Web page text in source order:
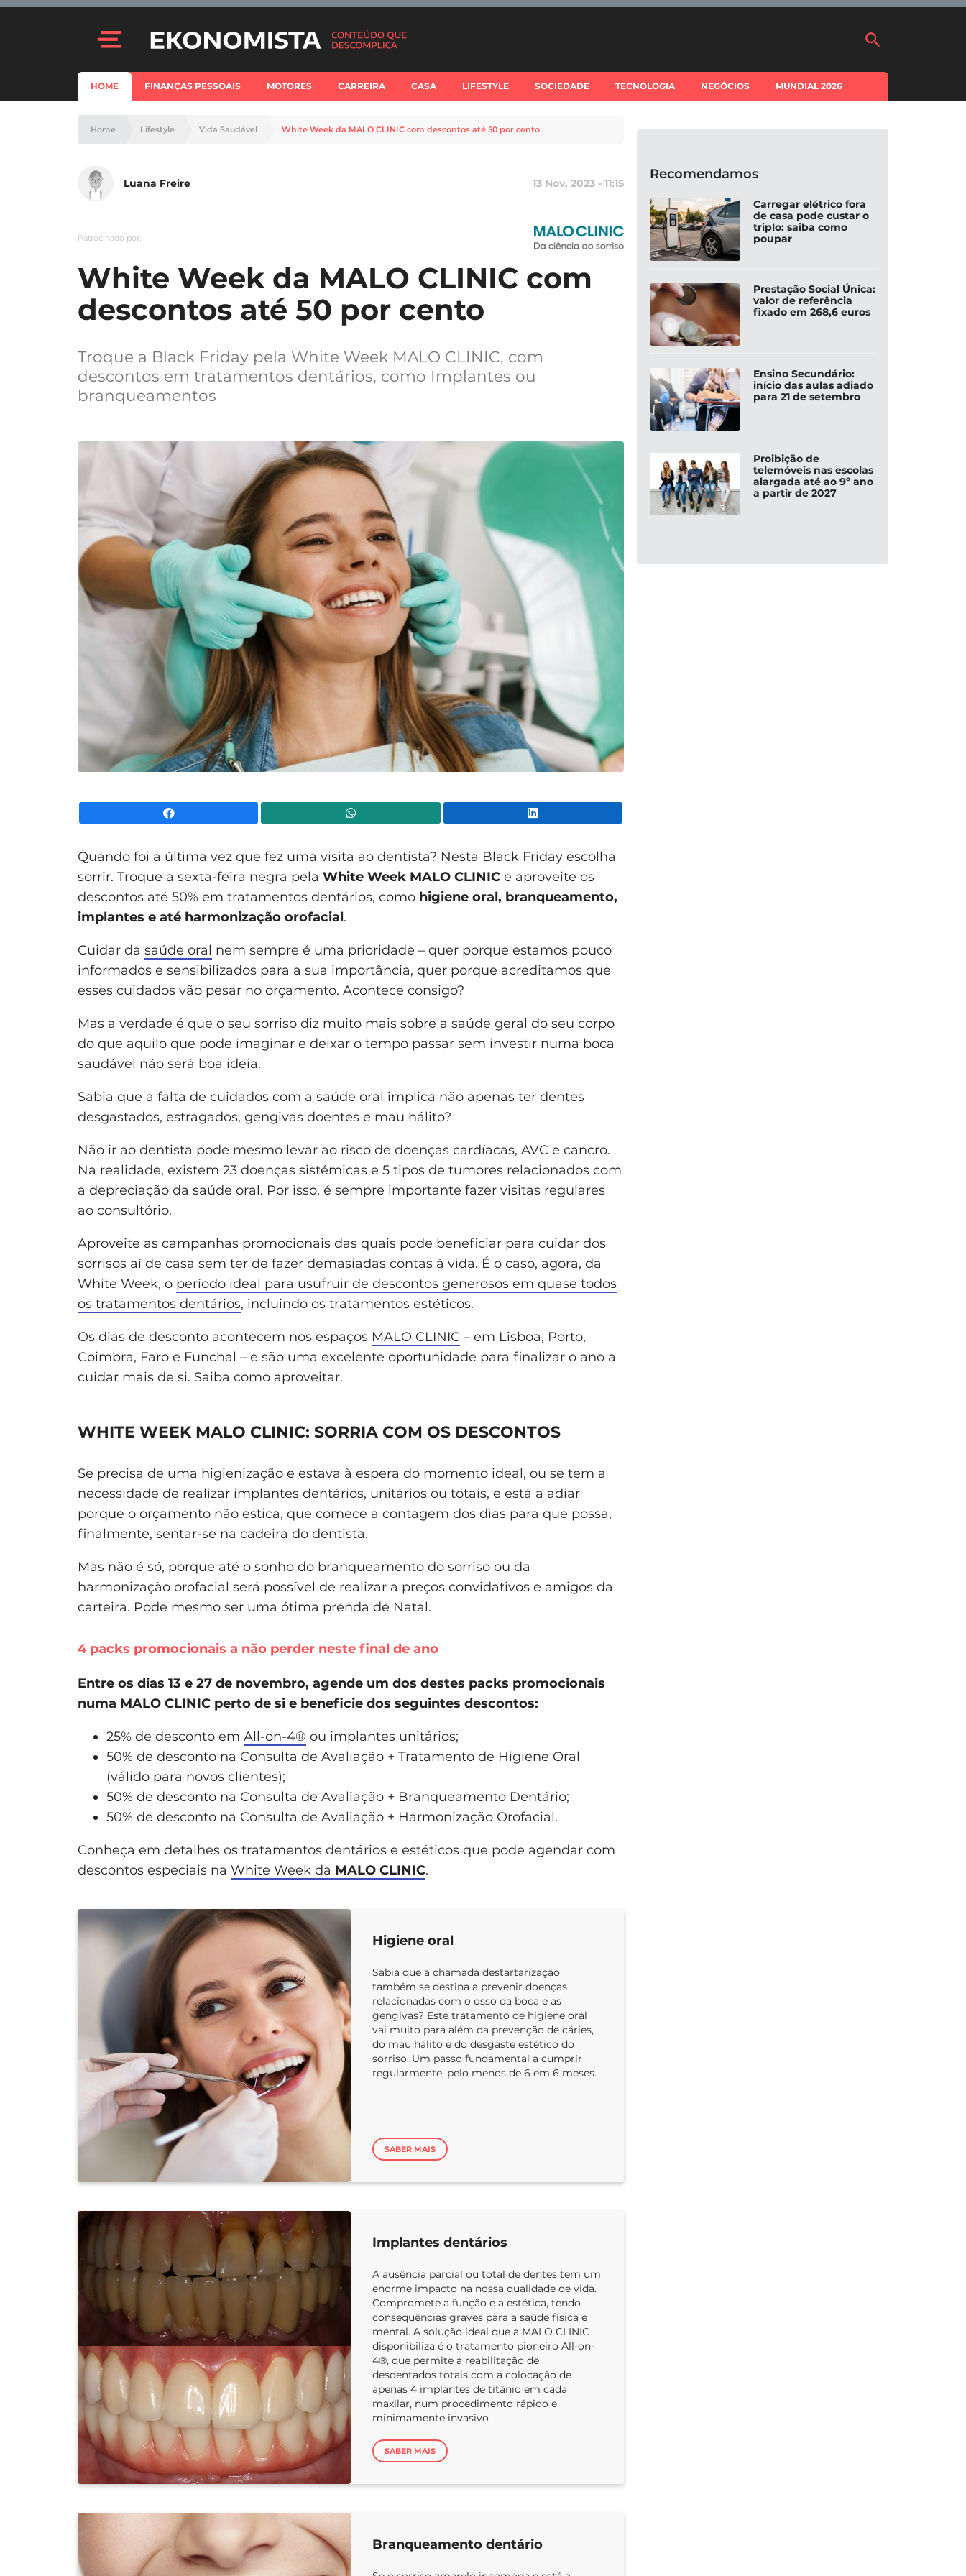
HOME FINANÇAS PESSOAIS MOTORES CARREIRA CASA LIFESTYLE SOCIEDADE TECNOLOGIA NEGÓCIOS MUNDIAL 2026
Home Lifestyle Vida Saudável White Week da MALO CLINIC com descontos até 50 por cento
Luana Freire 13 Nov, 2023 - 11:15
White Week da MALO CLINIC com
descontos até 50 por cento
Patrocinado por:
Troque a Black Friday pela White Week MALO CLINIC, com
descontos em tratamentos dentários, como Implantes ou
branqueamentos
Quando foi a última vez que fez uma visita ao dentista? Nesta Black Friday escolha
sorrir. Troque a sexta-feira negra pela White Week MALO CLINIC e aproveite os
descontos até 50% em tratamentos dentários, como higiene oral, branqueamento,
implantes e até harmonização orofacial.
Cuidar da saúde oral nem sempre é uma prioridade – quer porque estamos pouco
informados e sensibilizados para a sua importância, quer porque acreditamos que
esses cuidados vão pesar no orçamento. Acontece consigo?
Mas a verdade é que o seu sorriso diz muito mais sobre a saúde geral do seu corpo
do que aquilo que pode imaginar e deixar o tempo passar sem investir numa boca
saudável não será boa ideia.
Sabia que a falta de cuidados com a saúde oral implica não apenas ter dentes
desgastados, estragados, gengivas doentes e mau hálito?
Não ir ao dentista pode mesmo levar ao risco de doenças cardíacas, AVC e cancro.
Na realidade, existem 23 doenças sistémicas e 5 tipos de tumores relacionados com
a depreciação da saúde oral. Por isso, é sempre importante fazer visitas regulares
ao consultório.
Aproveite as campanhas promocionais das quais pode beneficiar para cuidar dos
sorrisos aí de casa sem ter de fazer demasiadas contas à vida. É o caso, agora, da
White Week, o período ideal para usufruir de descontos generosos em quase todos
os tratamentos dentários, incluindo os tratamentos estéticos.
Os dias de desconto acontecem nos espaços MALO CLINIC – em Lisboa, Porto,
Coimbra, Faro e Funchal – e são uma excelente oportunidade para finalizar o ano a
cuidar mais de si. Saiba como aproveitar.
WHITE WEEK MALO CLINIC: SORRIA COM OS DESCONTOS
Se precisa de uma higienização e estava à espera do momento ideal, ou se tem a
necessidade de realizar implantes dentários, unitários ou totais, e está a adiar
porque o orçamento não estica, que comece a contagem dos dias para que possa,
finalmente, sentar-se na cadeira do dentista.
Mas não é só, porque até o sonho do branqueamento do sorriso ou da
harmonização orofacial será possível de realizar a preços convidativos e amigos da
carteira. Pode mesmo ser uma ótima prenda de Natal.
4 packs promocionais a não perder neste final de ano
Entre os dias 13 e 27 de novembro, agende um dos destes packs promocionais
numa MALO CLINIC perto de si e beneficie dos seguintes descontos:
25% de desconto em All-on-4® ou implantes unitários;
50% de desconto na Consulta de Avaliação + Tratamento de Higiene Oral
(válido para novos clientes);
50% de desconto na Consulta de Avaliação + Branqueamento Dentário;
50% de desconto na Consulta de Avaliação + Harmonização Orofacial.
Conheça em detalhes os tratamentos dentários e estéticos que pode agendar com
descontos especiais na White Week da MALO CLINIC.
Higiene oral
Sabia que a chamada destartarização
também se destina a prevenir doenças
relacionadas com o osso da boca e as
gengivas? Este tratamento de higiene oral
vai muito para além da prevenção de cáries,
do mau hálito e do desgaste estético do
sorriso. Um passo fundamental a cumprir
regularmente, pelo menos de 6 em 6 meses.
SABER MAIS
Implantes dentários
A ausência parcial ou total de dentes tem um
enorme impacto na nossa qualidade de vida.
Compromete a função e a estética, tendo
consequências graves para a saúde física e
mental. A solução ideal que a MALO CLINIC
disponibiliza é o tratamento pioneiro All-on-
4®, que permite a reabilitação de
desdentados totais com a colocação de
apenas 4 implantes de titânio em cada
maxilar, num procedimento rápido e
minimamente invasivo
SABER MAIS
Branqueamento dentário
Recomendamos
Carregar elétrico fora
de casa pode custar o
triplo: saiba como
poupar
Prestação Social Única:
valor de referência
fixado em 268,6 euros
Ensino Secundário:
início das aulas adiado
para 21 de setembro
Proibição de
telemóveis nas escolas
alargada até ao 9º ano
a partir de 2027